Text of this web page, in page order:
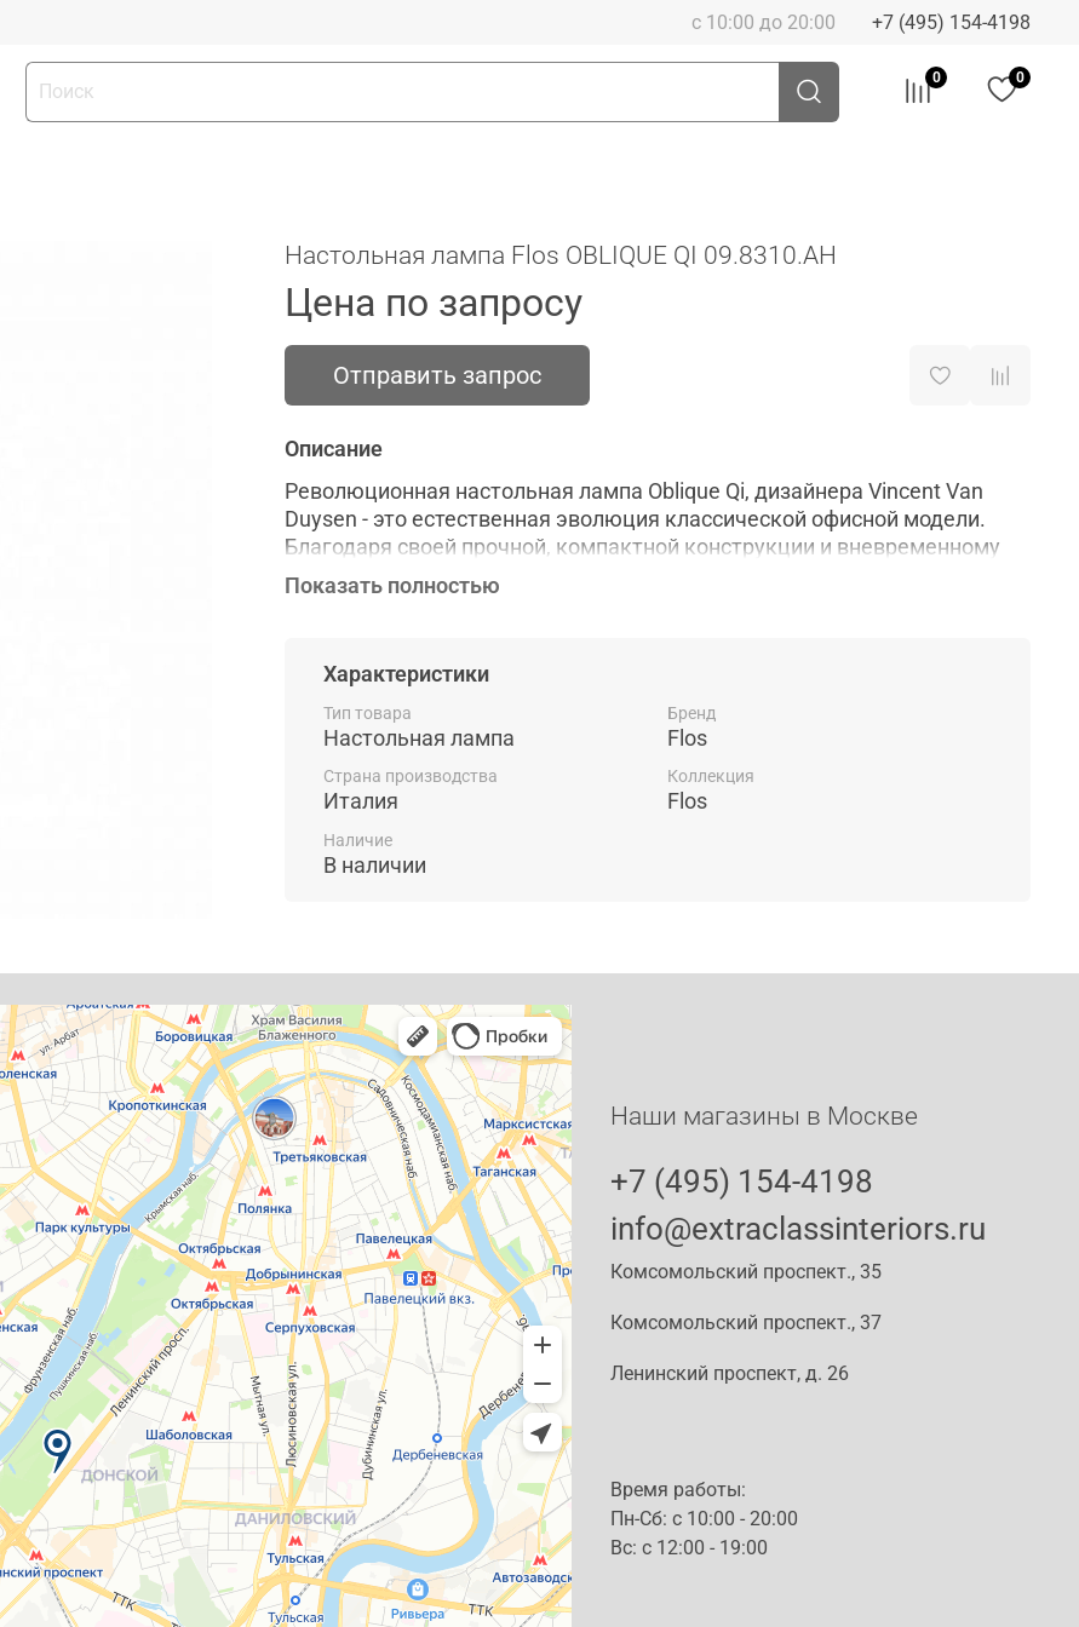
с 10:00 до 20:00 +7 (495) 154-4198
0 0
Настольная лампа Flos OBLIQUE QI 09.8310.AH
Цена по запросу
Отправить запрос
Описание
Революционная настольная лампа Oblique Qi, дизайнера Vincent Van
Duysen - это естественная эволюция классической офисной модели.
Благодаря своей прочной, компактной конструкции и вневременному
дизайну, лампа производит запатентованный, очень мощный и
совместимых устройств. Также встроена база с сертифицированной Qi
системой беспроводной подзарядки для мобильных устройств. В
наличии в цвете Grey.
Показать полностью
Характеристики
Тип товара
Настольная лампа
Бренд
Flos
Страна производства
Италия
Коллекция
Flos
Наличие
В наличии
Наши магазины в Москве
+7 (495) 154-4198
info@extraclassinteriors.ru
Комсомольский проспект., 35
Комсомольский проспект., 37
Ленинский проспект, д. 26
Время работы:
Пн-Сб: c 10:00 - 20:00
Вс: с 12:00 - 19:00